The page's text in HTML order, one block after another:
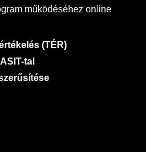
működéséhez online
(TÉR)
tal